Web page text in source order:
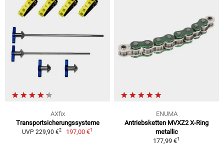
AXfix
Transportsicherungssysteme
UVP 229,90 €2 197,00 €1
ENUMA
Antriebsketten MVXZ2 X-Ring
metallic
177,99 €1